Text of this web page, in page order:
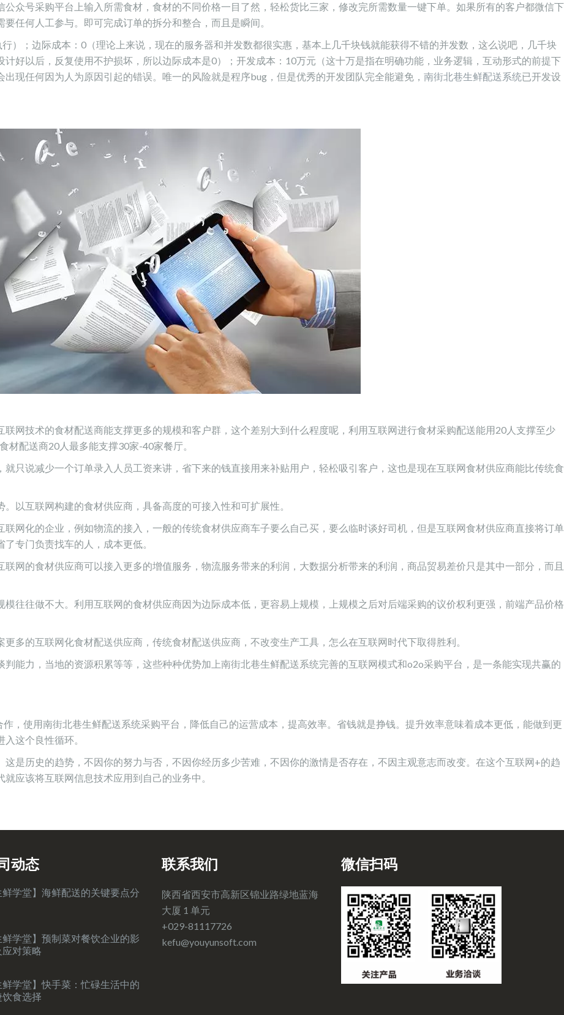
公众号采购平台上输入所需食材，食材的不同价格一目了然，轻松货比三家，修改完所需数量一键下单。如果所有的客户都微信下
任何人工参与。即可完成订单的拆分和整合，而且是瞬间。
）；边际成本：0（理论上来说，现在的服务器和并发数都很实惠，基本上几千块钱就能获得不错的并发数，这么说吧，几千块
好以后，反复使用不护损坏，所以边际成本是0）；开发成本：10万元（这十万是指在明确功能，业务逻辑，互动形式的前提下
现任何因为人为原因引起的错误。唯一的风险就是程序bug，但是优秀的开发团队完全能避免， 南街北巷生鲜配送系统已开发设
网技术的食材配送商能支撑更多的规模和客户群，这个差别大到什么程度呢，利用互联网进行食材采购配送能用20人支撑至少
材配送商20人最多能支撑30家-40家餐厅。
只说减少一个订单录入人员工资来讲，省下来的钱直接用来补贴用户，轻松吸引客户，这也是现在互联网食材供应商能比传统食
以互联网构建的食材供应商，具备高度的可接入性和可扩展性。
网化的企业，例如物流的接入，一般的传统食材供应商车子要么自己买，要么临时谈好司机，但是互联网食材供应商直接将订单
专门负责找车的人，成本更低。
网的食材供应商可以接入更多的增值服务，物流服务带来的利润，大数据分析带来的利润，商品贸易差价只是其中一部分，而且
往往做不大。利用互联网的食材供应商因为边际成本低，更容易上规模，上规模之后对后端采购的议价权利更强，前端产品价格
多的互联网化食材配送供应商，传统食材配送供应商，不改变生产工具，怎么在互联网时代下取得胜利。
能力，当地的资源积累等等，这些种种优势加上南街北巷生鲜配送系统完善的互联网模式和o2o采购平台，是一条能实现共赢的
作，使用南街北巷生鲜配送系统采购平台，降低自己的运营成本，提高效率。省钱就是挣钱。提升效率意味着成本更低，能做到更
这个良性循环。
是历史的趋势，不因你的努力与否，不因你经历多少苦难，不因你的激情是否存在，不因主观意志而改变。在这个互联网+的趋
应该将互联网信息技术应用到自己的业务中。
动态
鲜学堂】海鲜配送的关键要点分
鲜学堂】预制菜对餐饮企业的影
应对策略
鲜学堂】快手菜：忙碌生活中的
饮食选择
联系我们
陕西省西安市高新区锦业路绿地蓝海
大厦 1 单元
+029-81117726
kefu@youyunsoft.com‍
微信扫码